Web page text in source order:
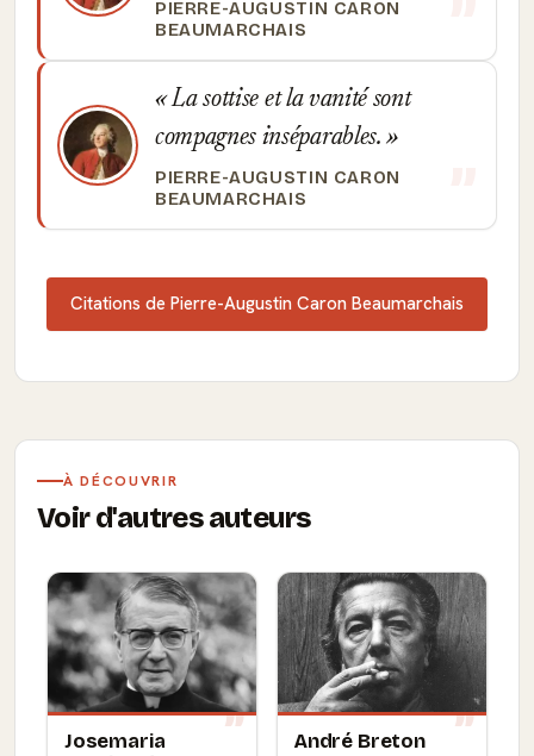
PIERRE-AUGUSTIN CARON
BEAUMARCHAIS
La sottise et la vanité sont
compagnes inséparables.
PIERRE-AUGUSTIN CARON
BEAUMARCHAIS
Citations de Pierre-Augustin Caron Beaumarchais
À DÉCOUVRIR
Voir d'autres auteurs
Josemaria
André Breton